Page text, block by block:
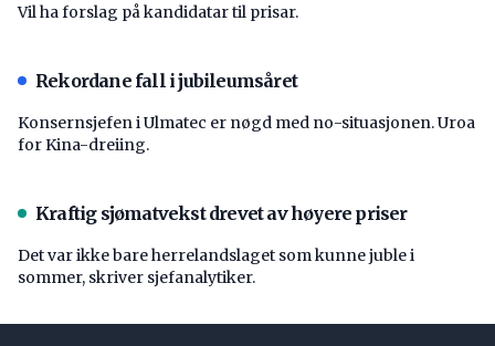
Vil ha forslag på kandidatar til prisar.
Rekordane fall i jubileumsåret
Konsernsjefen i Ulmatec er nøgd med no-situasjonen. Uroa
for Kina-dreiing.
Kraftig sjømatvekst drevet av høyere priser
Det var ikke bare herrelandslaget som kunne juble i
sommer, skriver sjefanalytiker.